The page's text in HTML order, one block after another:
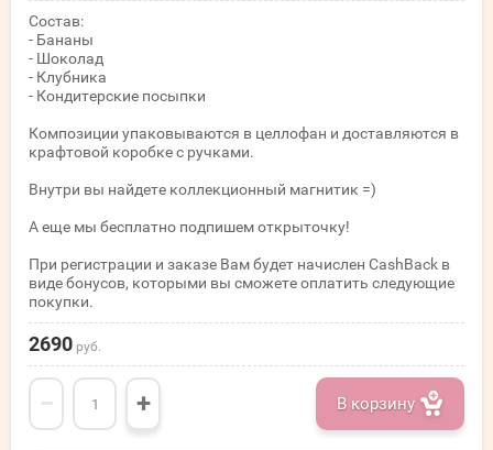
Состав:
- Бананы
- Шоколад
- Клубника
- Кондитерские посыпки
Композиции упаковываются в целлофан и доставляются в
крафтовой коробке с ручками.
Внутри вы найдете коллекционный магнитик =)
А еще мы бесплатно подпишем открыточку!
При регистрации и заказе Вам будет начислен CashBack в
виде бонусов, которыми вы сможете оплатить следующие
покупки.
2690 руб.
− + В корзину